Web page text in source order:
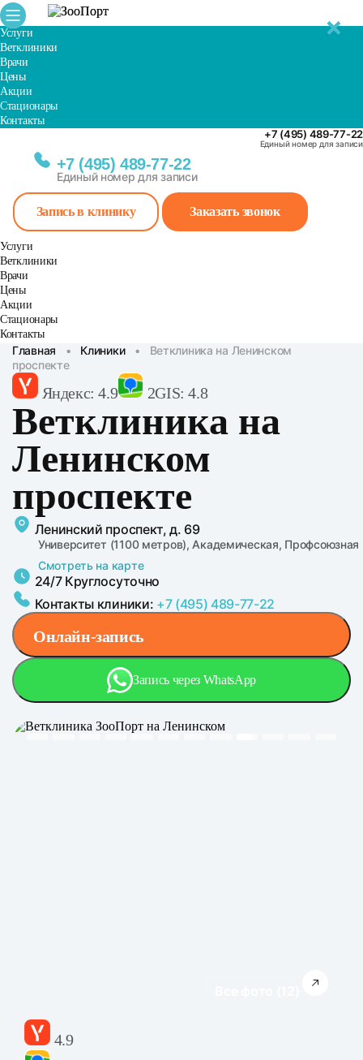
Услуги
Ветклиники
Врачи
Цены
Акции
Стационары
Контакты
+7 (495) 489-77-22
Единый номер для записи
+7 (495) 489-77-22
Единый номер для записи
Запись в клинику Заказать звонок
Услуги
Ветклиники
Врачи
Цены
Акции
Стационары
Контакты
Главная • Клиники •
Ветклиника на Ленинском
проспекте
Яндекс: 4.9 2GIS: 4.8
Ветклиника на
Ленинском
проспекте
Ленинский проспект, д. 69
Университет (1100 метров), Академическая, Профсоюзная
Смотреть на карте
24/7 Круглосуточно
Контакты клиники: +7 (495) 489-77-22
Онлайн-запись
Запись через WhatsApp
4.9
✕
✕
✕
✕
✕